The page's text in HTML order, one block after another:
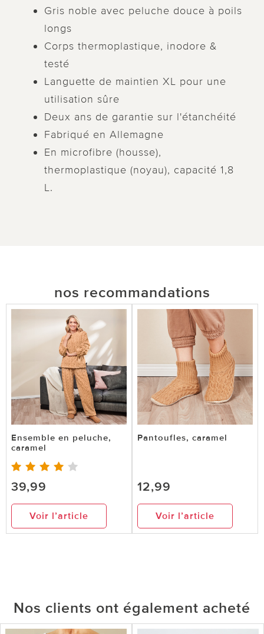
Gris noble avec peluche douce à poils
longs
Corps thermoplastique, inodore &
testé
Languette de maintien XL pour une
utilisation sûre
Deux ans de garantie sur l'étanchéité
Fabriqué en Allemagne
En microfibre (housse),
thermoplastique (noyau), capacité 1,8
L.
nos recommandations
Ensemble en peluche,
caramel
39,99
Voir l’article
Pantoufles, caramel
12,99
Voir l’article
Nos clients ont également acheté